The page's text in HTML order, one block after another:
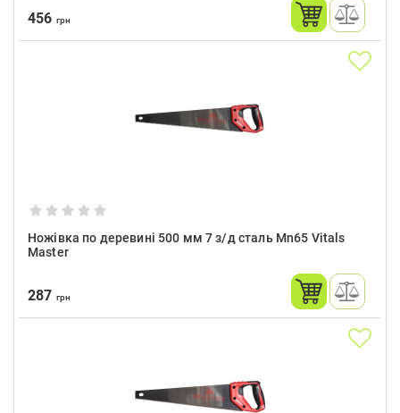
456 грн
Ножівка по деревині 500 мм 7 з/д сталь Mn65 Vitals
Master
287 грн